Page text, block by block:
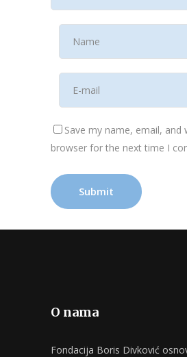
Save my name, email, and
browser for the next time I
O nama
Fondacija Boris Divković